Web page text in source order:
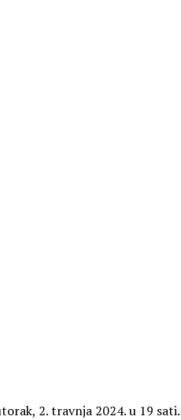
2. travnja 2024. u 19 sati.